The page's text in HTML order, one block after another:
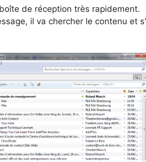
de réception très rapidement.
il va chercher le contenu et